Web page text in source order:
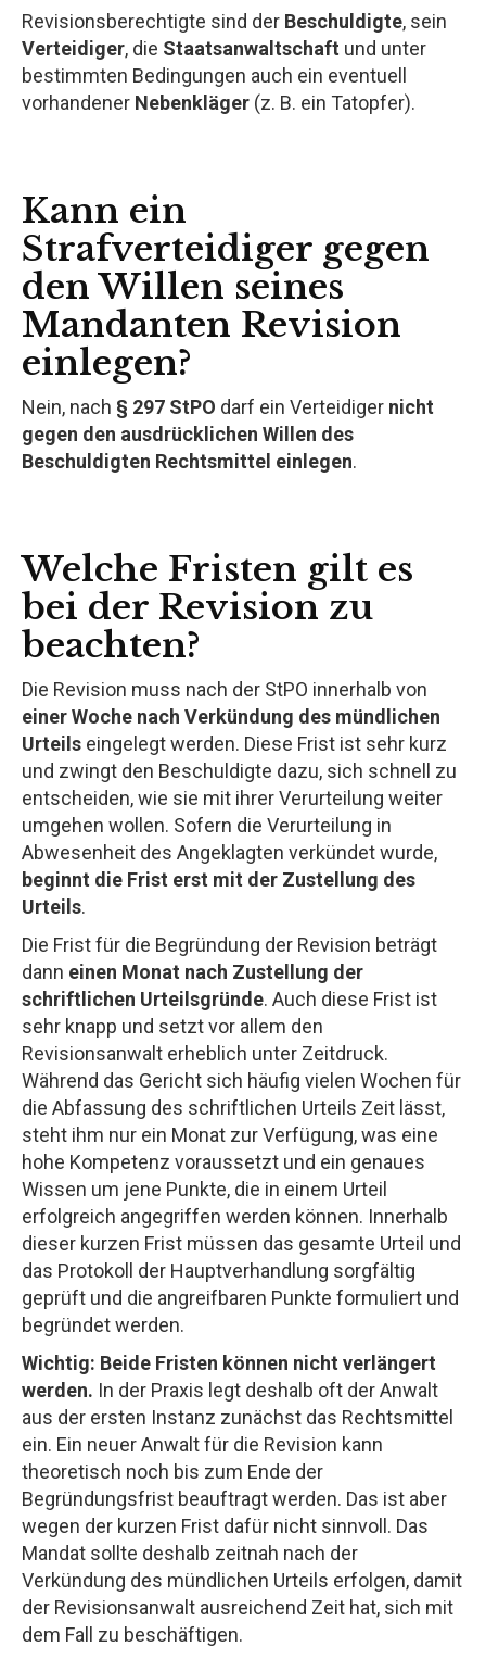
Revisionsberechtigte sind der Beschuldigte, sein
Verteidiger, die Staatsanwaltschaft und unter
bestimmten Bedingungen auch ein eventuell
vorhandener Nebenkläger (z. B. ein Tatopfer).
Kann ein
Strafverteidiger gegen
den Willen seines
Mandanten Revision
einlegen?
Nein, nach § 297 StPO darf ein Verteidiger nicht
gegen den ausdrücklichen Willen des
Beschuldigten Rechtsmittel einlegen.
Welche Fristen gilt es
bei der Revision zu
beachten?
Die Revision muss nach der StPO innerhalb von
einer Woche nach Verkündung des mündlichen
Urteils eingelegt werden. Diese Frist ist sehr kurz
und zwingt den Beschuldigte dazu, sich schnell zu
entscheiden, wie sie mit ihrer Verurteilung weiter
umgehen wollen. Sofern die Verurteilung in
Abwesenheit des Angeklagten verkündet wurde,
beginnt die Frist erst mit der Zustellung des
Urteils.
Die Frist für die Begründung der Revision beträgt
dann einen Monat nach Zustellung der
schriftlichen Urteilsgründe. Auch diese Frist ist
sehr knapp und setzt vor allem den
Revisionsanwalt erheblich unter Zeitdruck.
Während das Gericht sich häufig vielen Wochen für
die Abfassung des schriftlichen Urteils Zeit lässt,
steht ihm nur ein Monat zur Verfügung, was eine
hohe Kompetenz voraussetzt und ein genaues
Wissen um jene Punkte, die in einem Urteil
erfolgreich angegriffen werden können. Innerhalb
dieser kurzen Frist müssen das gesamte Urteil und
das Protokoll der Hauptverhandlung sorgfältig
geprüft und die angreifbaren Punkte formuliert und
begründet werden.
Wichtig: Beide Fristen können nicht verlängert
werden. In der Praxis legt deshalb oft der Anwalt
aus der ersten Instanz zunächst das Rechtsmittel
ein. Ein neuer Anwalt für die Revision kann
theoretisch noch bis zum Ende der
Begründungsfrist beauftragt werden. Das ist aber
wegen der kurzen Frist dafür nicht sinnvoll. Das
Mandat sollte deshalb zeitnah nach der
Verkündung des mündlichen Urteils erfolgen, damit
der Revisionsanwalt ausreichend Zeit hat, sich mit
dem Fall zu beschäftigen.